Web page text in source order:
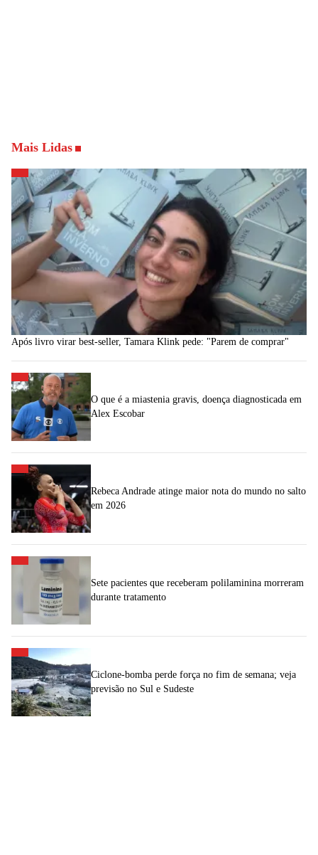
Mais Lidas
Após livro virar best-seller, Tamara Klink pede: "Parem de comprar"
O que é a miastenia gravis, doença diagnosticada em
Alex Escobar
Rebeca Andrade atinge maior nota do mundo no salto
em 2026
Sete pacientes que receberam polilaminina morreram
durante tratamento
Ciclone-bomba perde força no fim de semana; veja
previsão no Sul e Sudeste